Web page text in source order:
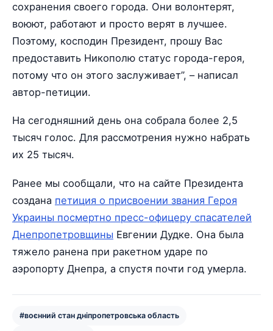
сохранения своего города. Они волонтерят,
воюют, работают и просто верят в лучшее.
Поэтому, косподин Президент, прошу Вас
предоставить Никополю статус города-героя,
потому что он этого заслуживает”, – написал
автор-петиции.
На сегодняшний день она собрала более 2,5
тысяч голос. Для рассмотрения нужно набрать
их 25 тысяч.
Ранее мы сообщали, что на сайте Президента
создана петиция о присвоении звания Героя
Украины посмертно пресс-офицеру спасателей
Днепропетровщины Евгении Дудке. Она была
тяжело ранена при ракетном ударе по
аэропорту Днепра, а спустя почти год умерла.
#воєнний стан дніпропетровська область